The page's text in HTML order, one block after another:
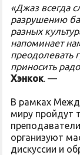
«Джаз всегда
разрушению
разных
напоминает
преодолевать
приносить
Хэнкок. —
В рамках
миру пройдут
организуют
дискуссии и